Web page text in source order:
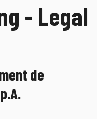
- Legal
de